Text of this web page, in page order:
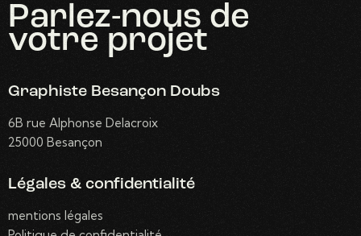
Parlez-nous de
votre projet
Graphiste Besançon Doubs
6B rue Alphonse Delacroix
25000 Besançon
Légales & confidentialité
mentions légales